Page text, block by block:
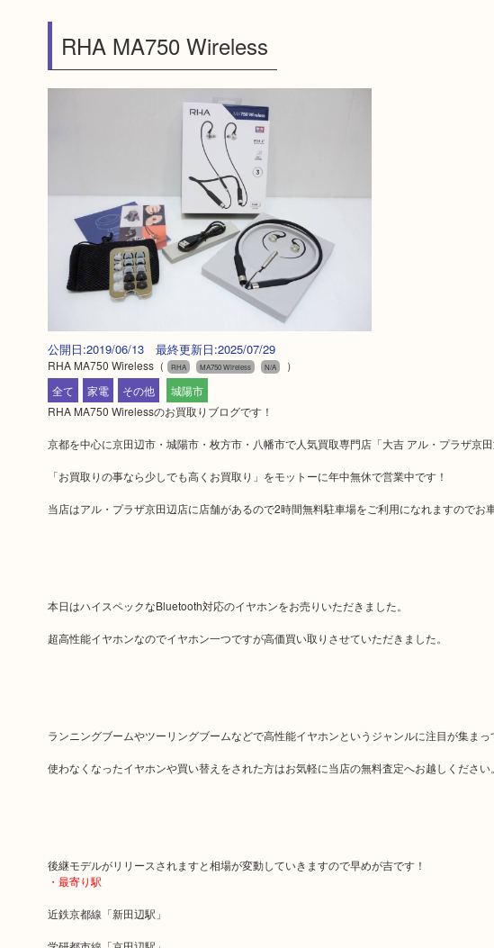
RHA MA750 Wireless
公開日:2019/06/13 最終更新日:2025/07/29
RHA MA750 Wireless（ RHA MA750 Wireless N/A
）
全て
家電 その他
城陽市
RHA MA750 Wirelessのお買取りブログです！
京都を中心に京田辺市・城陽市・枚方市・八幡市で人気買取専門店「大吉 アル・プラザ京田
「お買取りの事なら少しでも高くお買取り」をモットーに年中無休で営業中です！
当店はアル・プラザ京田辺店に店舗があるので2時間無料駐車場をご利用になれますのでお
本日はハイスペックなBluetooth対応のイヤホンをお売りいただきました。
超高性能イヤホンなのでイヤホン一つですが高価買い取りさせていただきました。
ランニングブームやツーリングブームなどで高性能イヤホンというジャンルに注目が集まっ
使わなくなったイヤホンや買い替えをされた方はお気軽に当店の無料査定へお越しください。
後継モデルがリリースされますと相場が変動していきますので早めが吉です！
・最寄り駅
近鉄京都線「新田辺駅」